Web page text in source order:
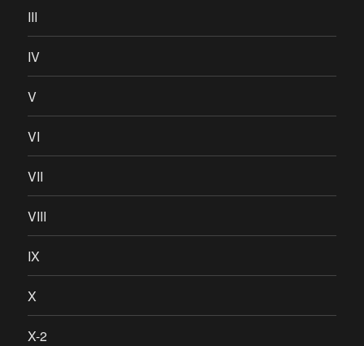
III
IV
V
VI
VII
VIII
IX
X
X-2